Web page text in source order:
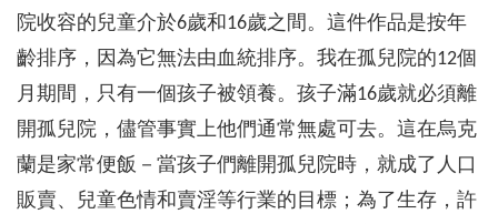
院收容的兒童介於6歲和16歲之間。這件作品是按年
齡排序，因為它無法由血統排序。我在孤兒院的12個
月期間，只有一個孩子被領養。孩子滿16歲就必須離
開孤兒院，儘管事實上他們通常無處可去。這在烏克
蘭是家常便飯－當孩子們離開孤兒院時，就成了人口
販賣、兒童色情和賣淫等行業的目標；為了生存，許